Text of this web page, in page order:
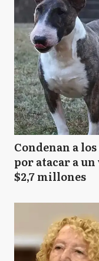
Condenan a
por atacar a
$2,7 millones